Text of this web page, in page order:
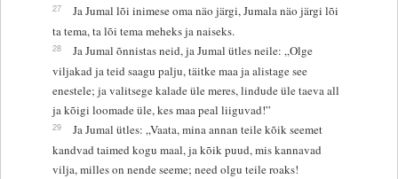
27
Ja Jumal lõi inimese oma näo järgi, Jumala näo järgi lõi
ta tema, ta lõi tema meheks ja naiseks.
28
Ja Jumal õnnistas neid, ja Jumal ütles neile: „Olge
viljakad ja teid saagu palju, täitke maa ja alistage see
enestele; ja valitsege kalade üle meres, lindude üle taeva all
ja kõigi loomade üle, kes maa peal liiguvad!”
29
Ja Jumal ütles: „Vaata, mina annan teile kõik seemet
kandvad taimed kogu maal, ja kõik puud, mis kannavad
vilja, milles on nende seeme; need olgu teile roaks!